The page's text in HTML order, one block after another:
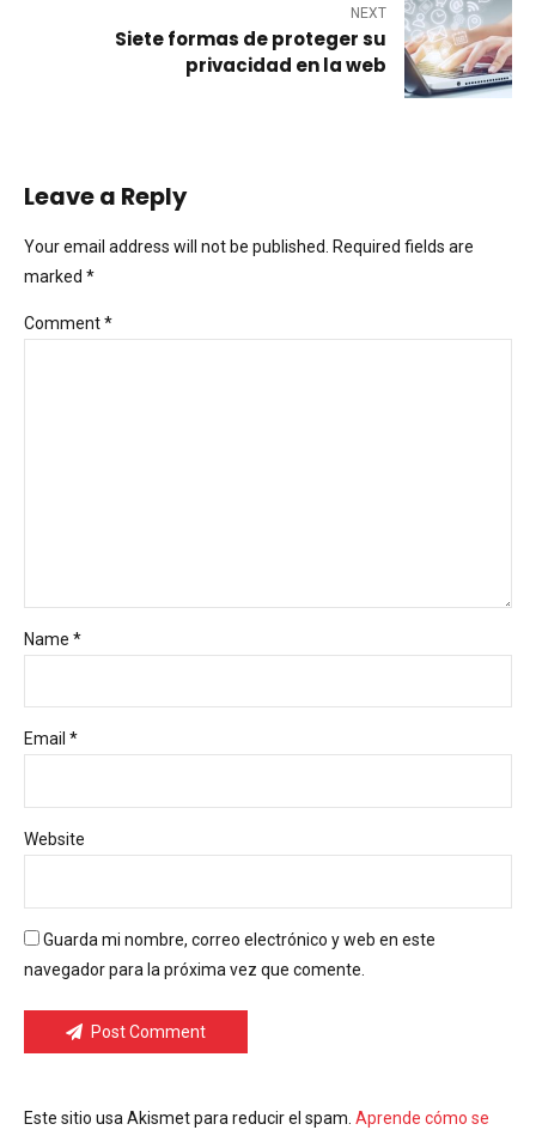
NEXT
Siete formas de proteger su
privacidad en la web
Leave a Reply
Your email address will not be published. Required fields are
marked *
Comment*
Name *
Email *
Website
Guarda mi nombre, correo electrónico y web en este
navegador para la próxima vez que comente.
Post Comment
Este sitio usa Akismet para reducir el spam. Aprende cómo se